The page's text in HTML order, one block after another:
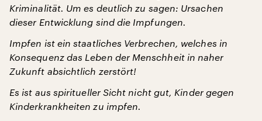
Kriminalität. Um es deutlich zu sagen: Ursachen
dieser Entwicklung sind die Impfungen.
Impfen ist ein staatliches Verbrechen, welches in
Konsequenz das Leben der Menschheit in naher
Zukunft absichtlich zerstört!
Es ist aus spiritueller Sicht nicht gut, Kinder gegen
Kinderkrankheiten zu impfen.